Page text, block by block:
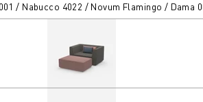
/ Nabucco 4022 / Novum Flamingo / Dama